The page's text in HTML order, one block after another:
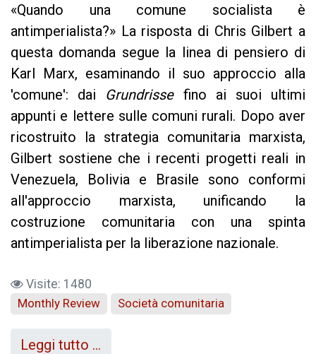
«Quando una comune socialista è
antimperialista?» La risposta di Chris Gilbert a
questa domanda segue la linea di pensiero di
Karl Marx, esaminando il suo approccio alla
'comune': dai Grundrissefino ai suoi ultimi
appunti e lettere sulle comuni rurali. Dopo aver
ricostruito la strategia comunitaria marxista,
Gilbert sostiene che i recenti progetti reali in
Venezuela, Bolivia e Brasile sono conformi
all'approccio marxista, unificando la
costruzione comunitaria con una spinta
antimperialista per la liberazione nazionale.
Visite: 1480
Monthly Review
Società comunitaria
Leggi tutto …